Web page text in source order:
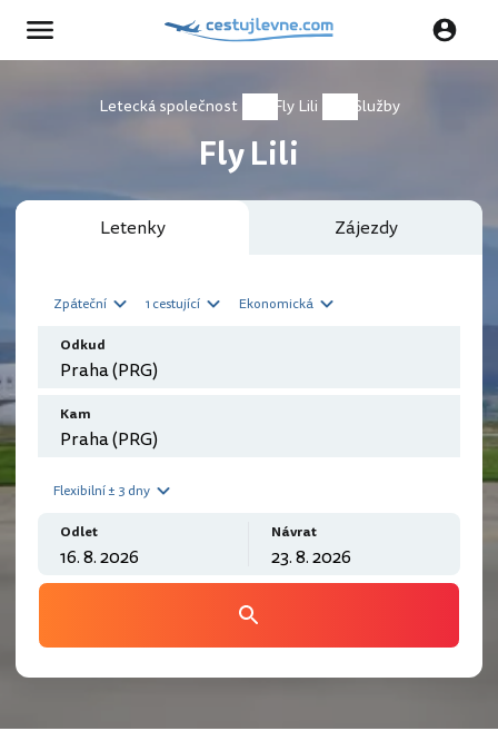
Letecká společnost Fly Lili Služby
Fly Lili
Letenky Zájezdy
Zpáteční 1 cestující Ekonomická
Odkud
Kam
Flexibilní ± 3 dny
Odlet Návrat